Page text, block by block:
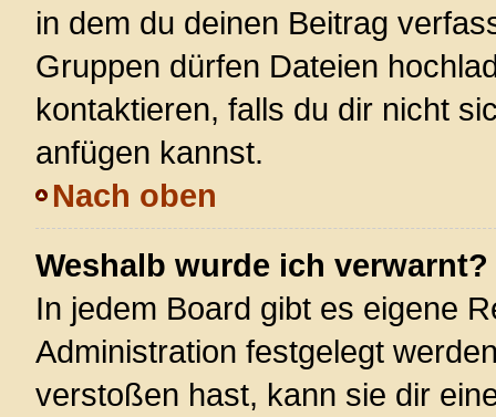
in dem du deinen Beitrag
Gruppen dürfen Dateien
kontaktieren, falls du dir nicht
anfügen kannst.
Nach oben
Weshalb wurde ich verwarnt?
In jedem Board gibt es eigene
Administration festgelegt
verstoßen hast, kann sie dir